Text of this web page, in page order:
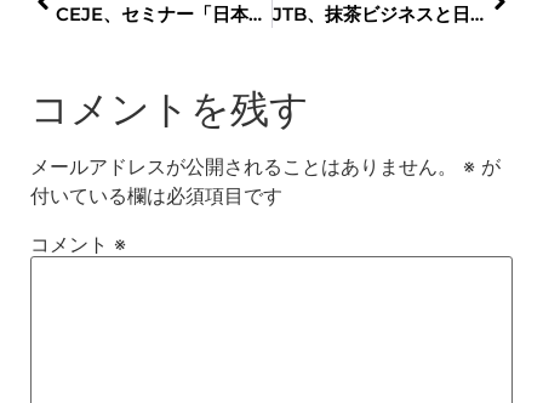
CEJE、セミナー「日本：イノベーションにおけるカタルーニャの戦略的パートナー」に参加。 JTB、抹茶ビジネスと日本文化を結びつけた新たな体験型旅行を推進
コメントを残す
メールアドレスが公開されることはありません。 ※ が
付いている欄は必須項目です
コメント ※